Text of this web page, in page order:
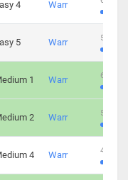
4 Warr
5 Warr 561
1 Warr 605
2 Warr 509
4 Warr 413